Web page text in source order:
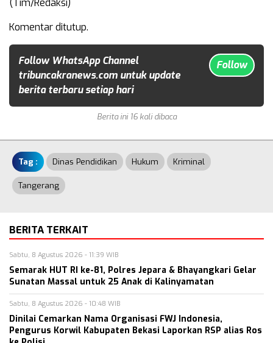
(Tim/Redaksi)
Komentar ditutup.
Follow WhatsApp Channel
tribuncakranews.com untuk update
berita terbaru setiap hari
Follow
Berita ini 16 kali dibaca
Tag : Dinas Pendidikan Hukum Kriminal
Tangerang
BERITA TERKAIT
Sabtu, 8 Agustus 2026 - 11:39 WIB
Semarak HUT RI ke-81, Polres Jepara & Bhayangkari Gelar
Sunatan Massal untuk 25 Anak di Kalinyamatan
Sabtu, 8 Agustus 2026 - 10:48 WIB
Dinilai Cemarkan Nama Organisasi FWJ Indonesia,
Pengurus Korwil Kabupaten Bekasi Laporkan RSP alias Ros